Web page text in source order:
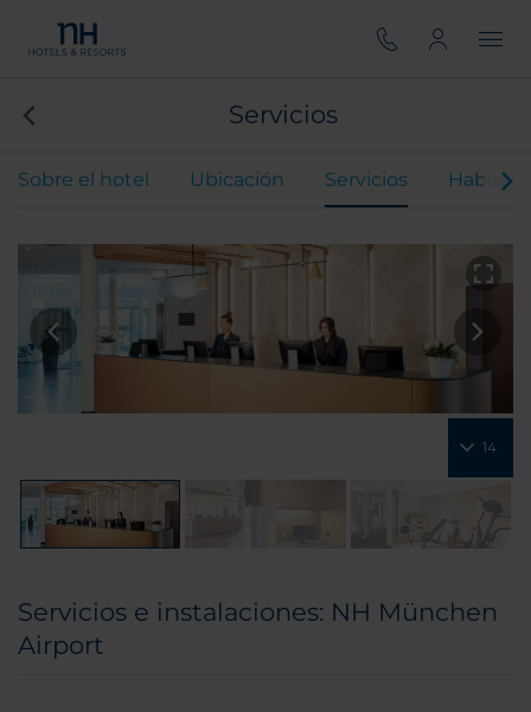
Servicios
Sobre el hotel Ubicación Servicios
14
Servicios e instalaciones: NH München
Airport